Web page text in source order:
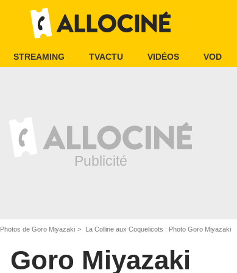
STREAMING TVACTU VIDÉOS VOD
Photos de Goro Miyazaki La Colline aux Coquelicots : Photo Goro Miyazaki
Goro Miyazaki